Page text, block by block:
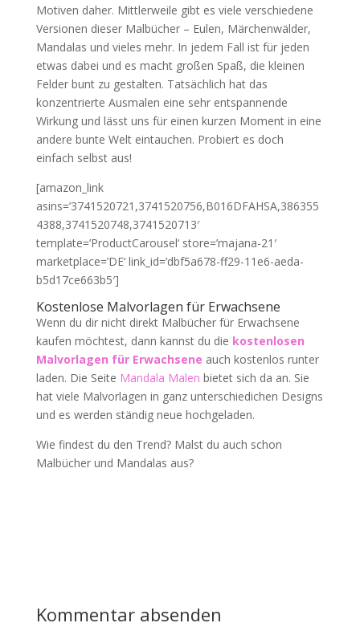
Motiven daher. Mittlerweile gibt es viele verschiedene
Versionen dieser Malbücher – Eulen, Märchenwälder,
Mandalas und vieles mehr. In jedem Fall ist für jeden
etwas dabei und es macht großen Spaß, die kleinen
Felder bunt zu gestalten. Tatsächlich hat das
konzentrierte Ausmalen eine sehr entspannende
Wirkung und lässt uns für einen kurzen Moment in eine
andere bunte Welt eintauchen. Probiert es doch
einfach selbst aus!
[amazon_link
asins=’3741520721,3741520756,B016DFAHSA,386355
4388,3741520748,3741520713′
template=’ProductCarousel‘ store=’majana-21′
marketplace=’DE‘ link_id=’dbf5a678-ff29-11e6-aeda-
b5d17ce663b5′]
Kostenlose Malvorlagen für Erwachsene
Wenn du dir nicht direkt Malbücher für Erwachsene
kaufen möchtest, dann kannst du die kostenlosen
Malvorlagen für Erwachsene auch kostenlos runter
laden. Die Seite Mandala Malen bietet sich da an. Sie
hat viele Malvorlagen in ganz unterschiedichen Designs
und es werden ständig neue hochgeladen.
Wie findest du den Trend? Malst du auch schon
Malbücher und Mandalas aus?
Kommentar absenden